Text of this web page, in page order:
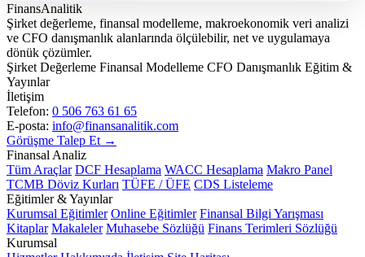
FinansAnalitik
Şirket değerleme, finansal modelleme, makroekonomik veri analizi
ve CFO danışmanlık alanlarında ölçülebilir, net ve uygulamaya
dönük çözümler.
Şirket Değerleme Finansal Modelleme CFO Danışmanlık Eğitim &
Yayınlar
İletişim
Telefon: 0 506 763 61 65
E-posta: info@finansanalitik.com
Görüşme Talep Et →
Finansal Analiz
Tüm Araçlar DCF Hesaplama WACC Hesaplama Makro Panel
TCMB Döviz Kurları TÜFE / ÜFE CDS Listeleme
Eğitimler & Yayınlar
Kurumsal Eğitimler Online Eğitimler Finansal Bilgi Yarışması
Kitaplar Makaleler Muhasebe Sözlüğü Finans Terimleri Sözlüğü
Kurumsal